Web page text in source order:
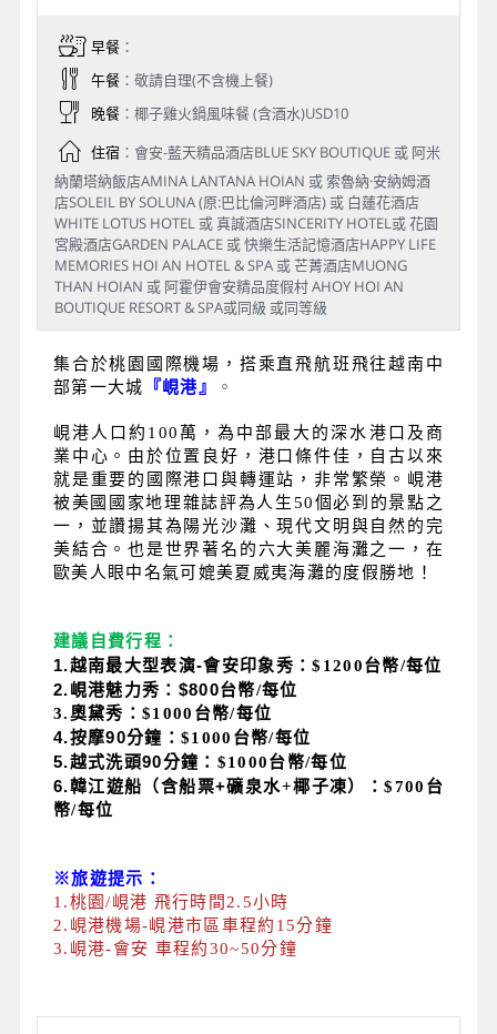
早餐：
午餐：敬請自理(不含機上餐)
晚餐：椰子雞火鍋風味餐 (含酒水)USD10
住宿：會安-藍天精品酒店BLUE SKY BOUTIQUE 或 阿米
納蘭塔納飯店AMINA LANTANA HOIAN 或 索魯納·安納姆酒
店SOLEIL BY SOLUNA (原:巴比倫河畔酒店) 或 白蓮花酒店
WHITE LOTUS HOTEL 或 真誠酒店SINCERITY HOTEL或 花園
宮殿酒店GARDEN PALACE 或 快樂生活記憶酒店HAPPY LIFE
MEMORIES HOI AN HOTEL & SPA 或 芒菁酒店MUONG
THAN HOIAN 或 阿霍伊會安精品度假村 AHOY HOI AN
BOUTIQUE RESORT & SPA或同級 或同等級
集合於桃園國際機場，搭乘直飛航班飛往越南中
部第一大城 『峴港』 。
峴港人口約100萬，為中部最大的深水港口及商
業中心。由於位置良好，港口條件佳，自古以來
就是重要的國際港口與轉運站，非常繁榮。峴港
被美國國家地理雜誌評為人生50個必到的景點之
一，並讚揚其為陽光沙灘、現代文明與自然的完
美結合。也是世界著名的六大美麗海灘之一，在
歐美人眼中名氣可媲美夏威夷海灘的度假勝地！
建議自費行程：
1.越南最大型表演-會安印象秀：$1200台幣/每位
2.峴港魅力秀：$800台幣/每位
3.奧黛秀：$1000台幣/每位
4.按摩90分鐘：$1000台幣/每位
5.越式洗頭90分鐘：$1000台幣/每位
6.韓江遊船（含船票+礦泉水+椰子凍）：$700台
幣/每位
※旅遊提示：
1.桃園/峴港 飛行時間2.5小時
2.峴港機場-峴港市區車程約15分鐘
3.峴港-會安 車程約30~50分鐘